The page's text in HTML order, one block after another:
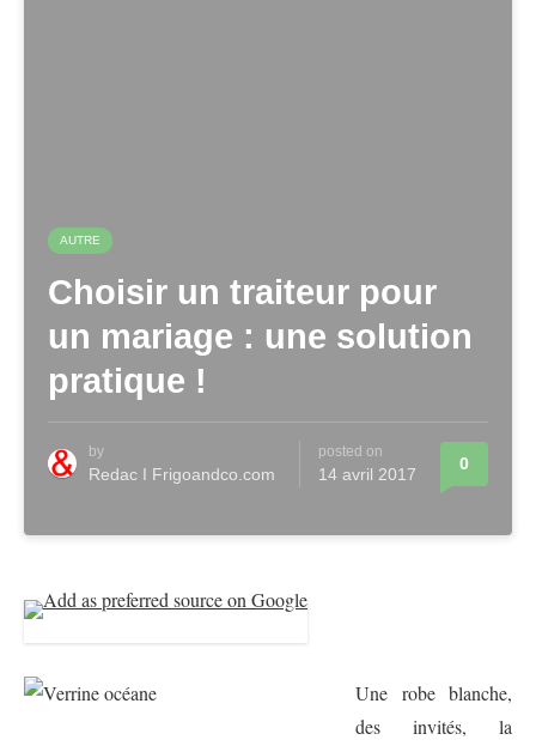
AUTRE
Choisir un traiteur pour
un mariage : une solution
pratique !
by
Redac I Frigoandco.com
posted on
14 avril 2017
0
Une robe blanche,
des invités, la